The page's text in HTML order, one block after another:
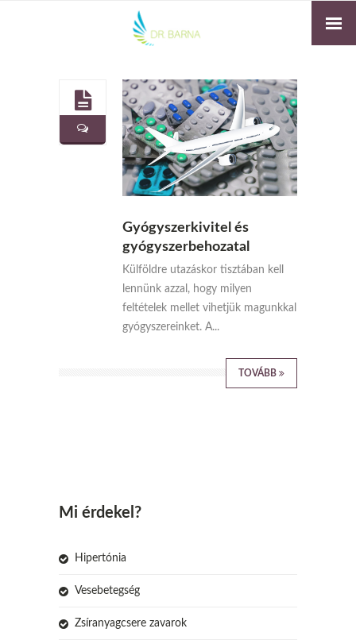
Gyógyszerkivitel és
gyógyszerbehozatal
Külföldre utazáskor tisztában kell
lennünk azzal, hogy milyen
feltételek mellet vihetjük magunkkal
gyógyszereinket. A...
TOVÁBB
Mi érdekel?
Hipertónia
Vesebetegség
Zsíranyagcsere zavarok